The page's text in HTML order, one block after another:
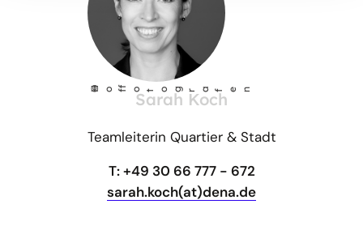
©
Ho f
fotog r
a fen
Sarah Koch
Teamleiterin Quartier & Stadt
T: +49 30 66 777 - 672
sarah.koch(at)dena.de